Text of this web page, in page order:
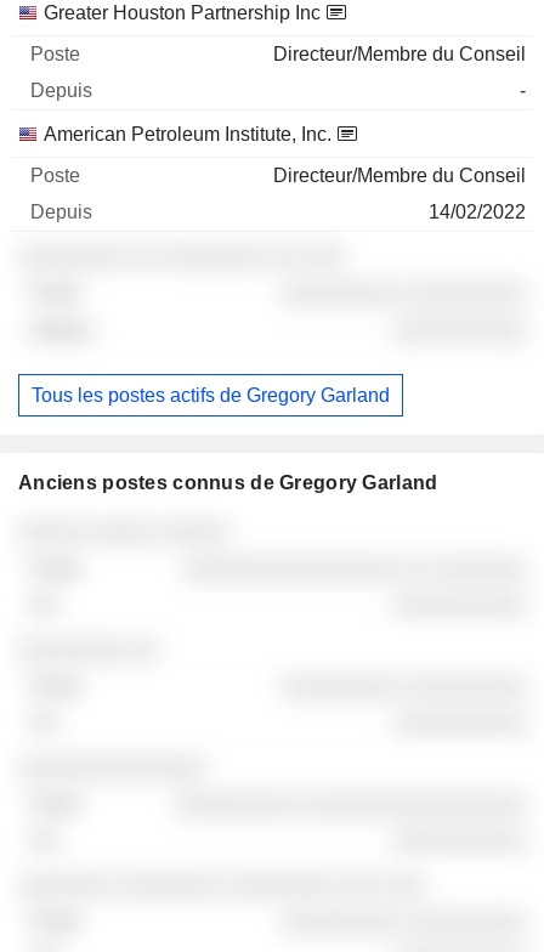
Greater Houston Partnership Inc
Directeur/Membre du Conseil
-
American Petroleum Institute, Inc.
Directeur/Membre du Conseil
14/02/2022
Tous les postes actifs de Gregory Garland
Anciens postes connus de Gregory Garland